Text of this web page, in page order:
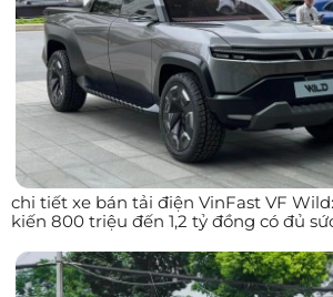
chi tiết xe bán tải điện VinFast VF
kiến 800 triệu đến 1,2 tỷ đồng có đủ